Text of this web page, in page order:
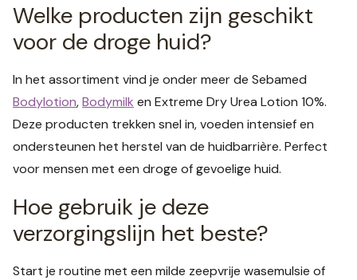
Welke producten zijn geschikt
voor de droge huid?
In het assortiment vind je onder meer de Sebamed
Bodylotion,Bodymilk en Extreme Dry Urea Lotion 10%.
Deze producten trekken snel in, voeden intensief en
ondersteunen het herstel van de huidbarrière. Perfect
voor mensen met een droge of gevoelige huid.
Hoe gebruik je deze
verzorgingslijn het beste?
Start je routine met een milde zeepvrije wasemulsie of